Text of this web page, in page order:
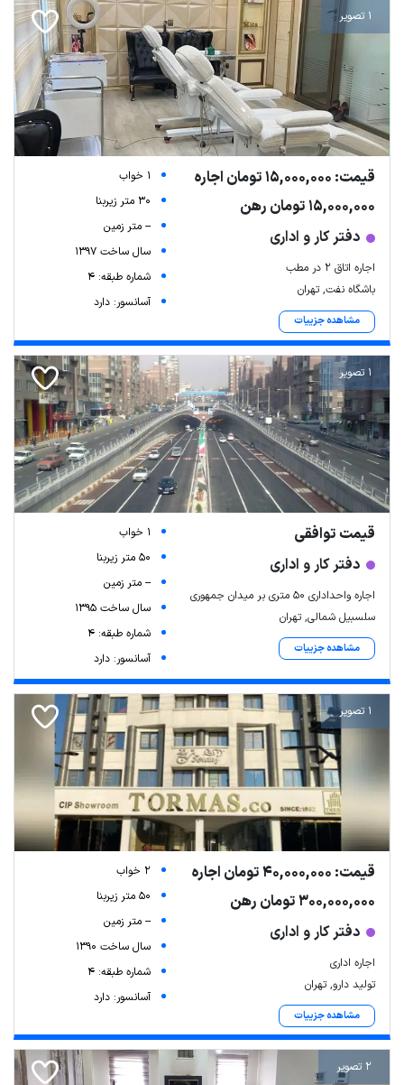
1 تصویر
قیمت: 15,000,000 تومان اجاره
15,000,000 تومان رهن
دفتر کار و اداری
اجاره اتاق ۲ در مطب
باشگاه نفت, تهران
مشاهده جزییات
1 خواب
30 متر زیربنا
-- متر زمین
سال ساخت 1397
شماره طبقه: 4
آسانسور: دارد
1 تصویر
قیمت توافقی
دفتر کار و اداری
اجاره واحداداری ۵۰ متری بر میدان جمهوری
سلسبیل شمالی, تهران
مشاهده جزییات
1 خواب
50 متر زیربنا
-- متر زمین
سال ساخت 1395
شماره طبقه: 4
آسانسور: دارد
1 تصویر
قیمت: 40,000,000 تومان اجاره
300,000,000 تومان رهن
دفتر کار و اداری
اجاره اداری
تولید دارو, تهران
مشاهده جزییات
2 خواب
50 متر زیربنا
-- متر زمین
سال ساخت 1390
شماره طبقه: 4
آسانسور: دارد
2 تصویر